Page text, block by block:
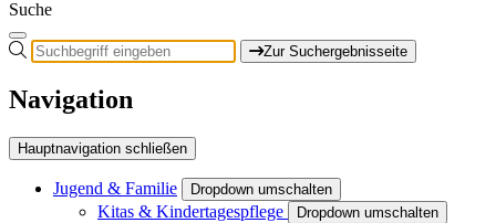
Suche
Zur Suchergebnisseite
Navigation
Hauptnavigation schließen
Jugend & Familie Dropdown umschalten
Kitas & Kindertagespflege Dropdown umschalten